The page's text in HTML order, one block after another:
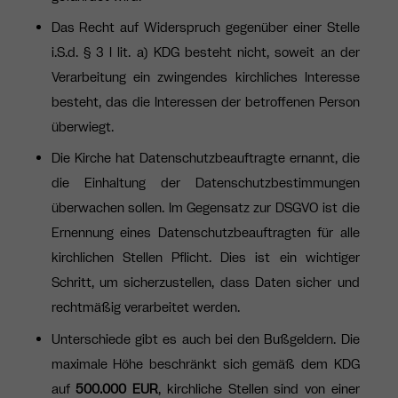
Das Recht auf Widerspruch gegenüber einer Stelle
i.S.d. § 3 I lit. a) KDG besteht nicht, soweit an der
Verarbeitung ein zwingendes kirchliches Interesse
besteht, das die Interessen der betroffenen Person
überwiegt.
Die Kirche hat Datenschutzbeauftragte ernannt, die
die Einhaltung der Datenschutzbestimmungen
überwachen sollen. Im Gegensatz zur DSGVO ist die
Ernennung eines Datenschutzbeauftragten für alle
kirchlichen Stellen Pflicht. Dies ist ein wichtiger
Schritt, um sicherzustellen, dass Daten sicher und
rechtmäßig verarbeitet werden.
Unterschiede gibt es auch bei den Bußgeldern. Die
maximale Höhe beschränkt sich gemäß dem KDG
auf500.000 EUR, kirchliche Stellen sind von einer